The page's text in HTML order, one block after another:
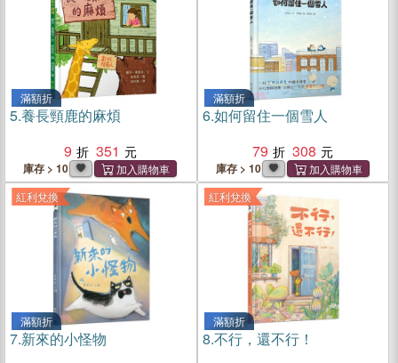
滿額折
5.養長頸鹿的麻煩
9
351
庫存 > 10
滿額折
6.如何留住一個雪人
79
308
庫存 > 10
紅利兌換
滿額折
7.新來的小怪物
紅利兌換
滿額折
8.不行，還不行！